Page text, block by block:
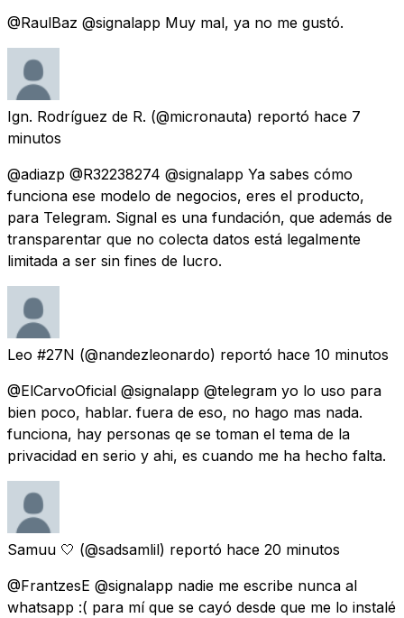
@RaulBaz @signalapp Muy mal, ya no me gustó.
Ign. Rodríguez de R. (@micronauta) reportó hace 7
minutos
@adiazp @R32238274 @signalapp Ya sabes cómo
funciona ese modelo de negocios, eres el producto,
para Telegram. Signal es una fundación, que además de
transparentar que no colecta datos está legalmente
limitada a ser sin fines de lucro.
Leo #27N (@nandezleonardo) reportó hace 10 minutos
@ElCarvoOficial @signalapp @telegram yo lo uso para
bien poco, hablar. fuera de eso, no hago mas nada.
funciona, hay personas qe se toman el tema de la
privacidad en serio y ahi, es cuando me ha hecho falta.
Samuu 🤍 (@sadsamlil) reportó hace 20 minutos
@FrantzesE @signalapp nadie me escribe nunca al
whatsapp :( para mí que se cayó desde que me lo instalé